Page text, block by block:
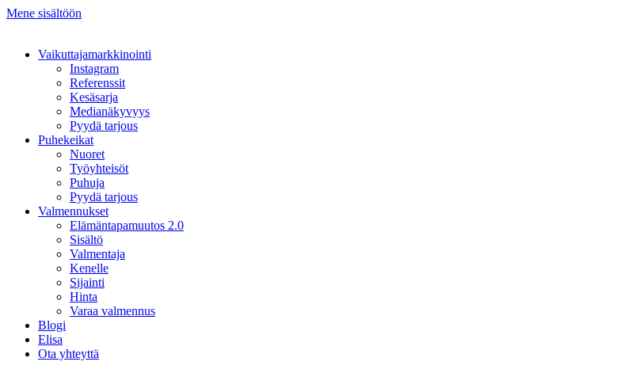
Mene sisältöön
Vaikuttajamarkkinointi
Instagram
Referenssit
Kesäsarja
Medianäkyvyys
Pyydä tarjous
Puhekeikat
Nuoret
Työyhteisöt
Puhuja
Pyydä tarjous
Valmennukset
Elämäntapamuutos 2.0
Sisältö
Valmentaja
Kenelle
Sijainti
Hinta
Varaa valmennus
Blogi
Elisa
Ota yhteyttä